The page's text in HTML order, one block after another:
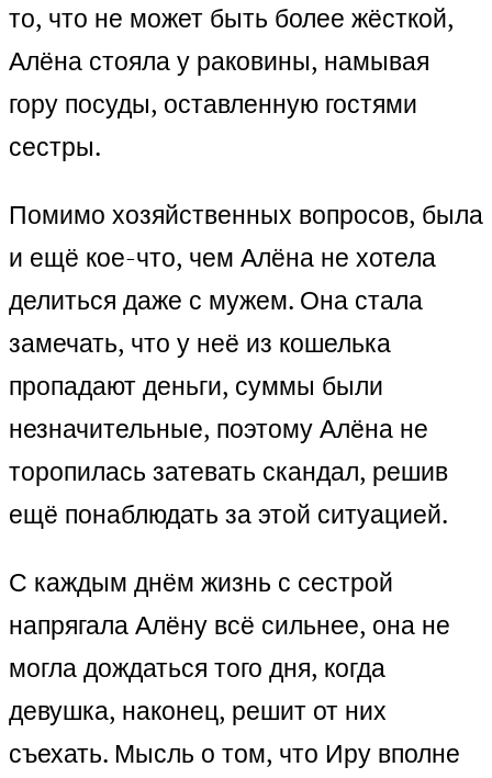
то, что не может быть более жёсткой,
Алёна стояла у раковины, намывая
гору посуды, оставленную гостями
сестры.
Помимо хозяйственных вопросов, была
и ещё кое-что, чем Алёна не хотела
делиться даже с мужем. Она стала
замечать, что у неё из кошелька
пропадают деньги, суммы были
незначительные, поэтому Алёна не
торопилась затевать скандал, решив
ещё понаблюдать за этой ситуацией.
С каждым днём жизнь с сестрой
напрягала Алёну всё сильнее, она не
могла дождаться того дня, когда
девушка, наконец, решит от них
съехать. Мысль о том, что Иру вполне